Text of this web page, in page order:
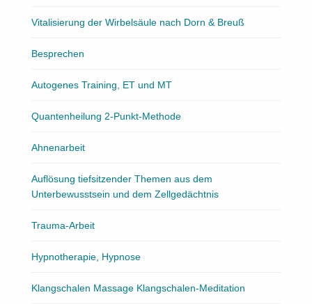
Vitalisierung der Wirbelsäule nach Dorn & Breuß
Besprechen
Autogenes Training, ET und MT
Quantenheilung 2-Punkt-Methode
Ahnenarbeit
Auflösung tiefsitzender Themen aus dem
Unterbewusstsein und dem Zellgedächtnis
Trauma-Arbeit
Hypnotherapie, Hypnose
Klangschalen Massage Klangschalen-Meditation